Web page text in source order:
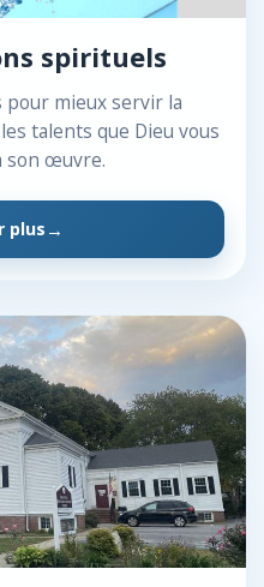
spirituels
pour mieux servir la
talents que Dieu vous
son œuvre.
plus